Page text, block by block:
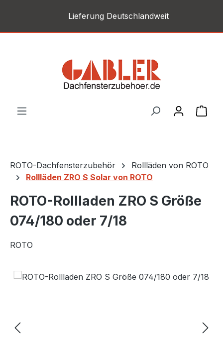
Zum Hauptinhalt springenLieferung Deutschlandweit
ROTO-Dachfensterzubehör
Rollläden von ROTO
Rollläden ZRO S Solar von ROTO
ROTO-Rollladen ZRO S Größe
074/180 oder 7/18
ROTO
Bildergalerie überspringen